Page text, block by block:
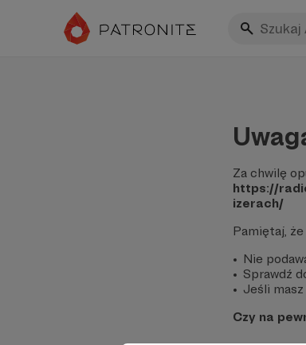
Za chwilę
https://
izerach/
Pamiętaj,
Nie
Sprawdź
Jeśli
Czy na